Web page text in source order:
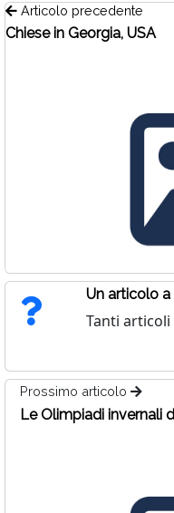
Articolo precedente
Chiese in Georgia, USA
Un articolo a
Tanti
Prossimo articolo
Le Olimpiadi invernali